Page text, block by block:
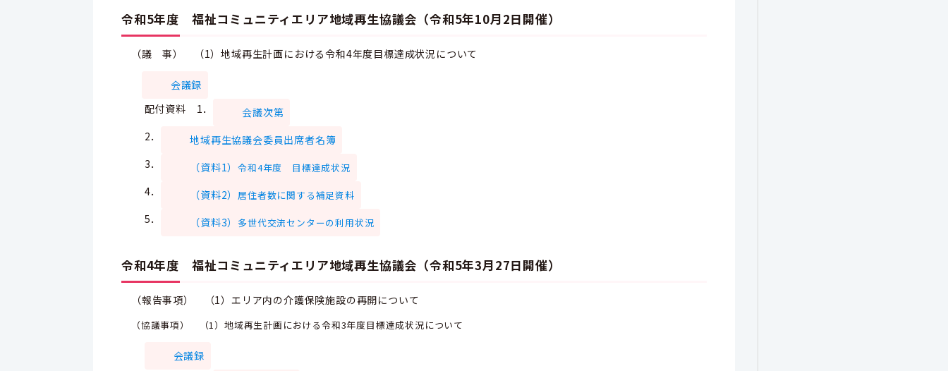
令和5年度 福祉コミュニティエリア地域再生協議会（令和5年10月2日開催）
（議 事） （1）地域再生計画における令和4年度目標達成状況について
会議録
配付資料 1．
会議次第
2．
地域再生協議会委員出席者名簿
3．
（資料1）令和4年度 目標達成状況
4． （資料2） 居住者数に関する補足資料
5． （資料3）多世代交流センターの利用状況
令和4年度 福祉コミュニティエリア地域再生協議会（令和5年3月27日開催）
（報告事項） （1）エリア内の介護保険施設の再開について
（協議事項） （1）地域再生計画における令和3年度目標達成状況について
会議録